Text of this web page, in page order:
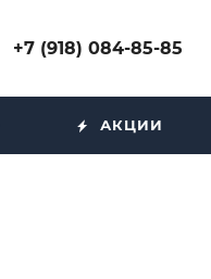
+7 (918) 084-85-85
АКЦИИ